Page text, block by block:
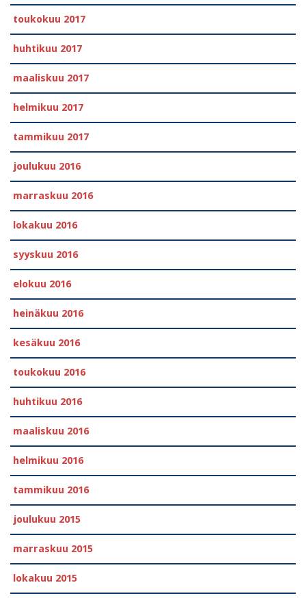
toukokuu 2017
huhtikuu 2017
maaliskuu 2017
helmikuu 2017
tammikuu 2017
joulukuu 2016
marraskuu 2016
lokakuu 2016
syyskuu 2016
elokuu 2016
heinäkuu 2016
kesäkuu 2016
toukokuu 2016
huhtikuu 2016
maaliskuu 2016
helmikuu 2016
tammikuu 2016
joulukuu 2015
marraskuu 2015
lokakuu 2015